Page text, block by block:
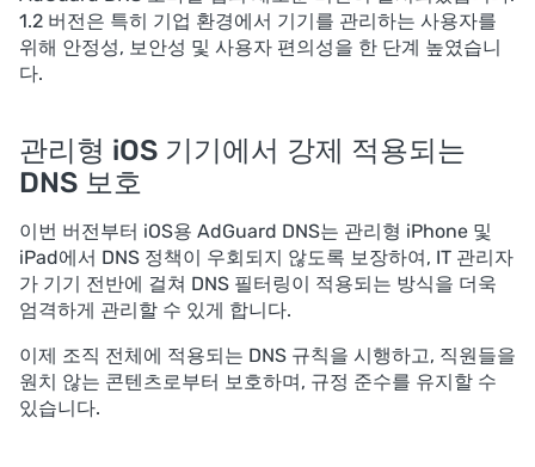
1.2 버전은 특히 기업 환경에서 기기를 관리하는 사용자를
위해 안정성, 보안성 및 사용자 편의성을 한 단계 높였습니
다.
관리형 iOS 기기에서 강제 적용되는
DNS 보호
이번 버전부터 iOS용 AdGuard DNS는 관리형 iPhone 및
iPad에서 DNS 정책이 우회되지 않도록 보장하여, IT 관리자
가 기기 전반에 걸쳐 DNS 필터링이 적용되는 방식을 더욱
엄격하게 관리할 수 있게 합니다.
이제 조직 전체에 적용되는 DNS 규칙을 시행하고, 직원들을
원치 않는 콘텐츠로부터 보호하며, 규정 준수를 유지할 수
있습니다.